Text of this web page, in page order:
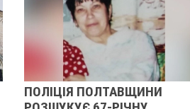
ПОЛІЦІЯ ПОЛТАВЩИНИ